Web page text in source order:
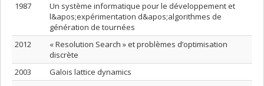
1987
Un système informatique pour le développement et
l&apos;expérimentation d&apos;algorithmes de
génération de tournées
2012
« Resolution Search » et problèmes d’optimisation
discrète
2003
Galois lattice dynamics